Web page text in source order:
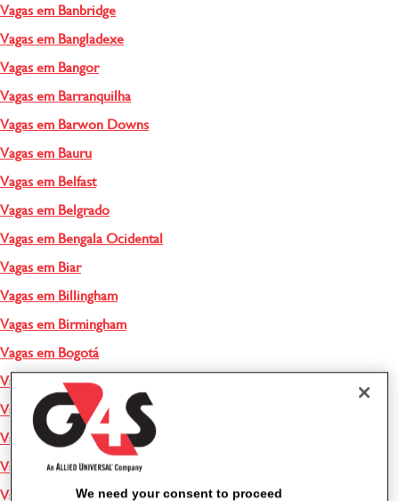
Vagas em Banbridge
Vagas em Bangladexe
Vagas em Bangor
Vagas em Barranquilha
Vagas em Barwon Downs
Vagas em Bauru
Vagas em Belfast
Vagas em Belgrado
Vagas em Bengala Ocidental
Vagas em Biar
Vagas em Billingham
Vagas em Birmingham
Vagas em Bogotá
Vagas em Brasil
Vagas em Bridgend
Vagas em Bridgwater
Vagas em Brisbane
Vagas em BristolWe need your consent to proceed